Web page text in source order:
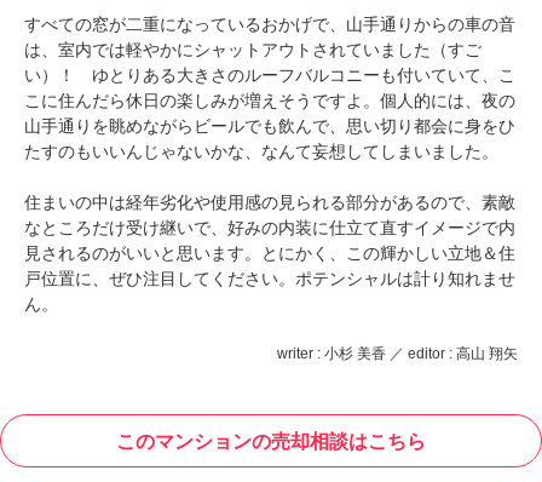
すべての窓が二重になっているおかげで、山手通りからの車の音
は、室内では軽やかにシャットアウトされていました（すご
い）！ ゆとりある大きさのルーフバルコニーも付いていて、こ
こに住んだら休日の楽しみが増えそうですよ。個人的には、夜の
山手通りを眺めながらビールでも飲んで、思い切り都会に身をひ
たすのもいいんじゃないかな、なんて妄想してしまいました。
住まいの中は経年劣化や使用感の見られる部分があるので、素敵
なところだけ受け継いで、好みの内装に仕立て直すイメージで内
見されるのがいいと思います。とにかく、この輝かしい立地＆住
戸位置に、ぜひ注目してください。ポテンシャルは計り知れませ
ん。
writer : 小杉 美香 ／ editor : 高山 翔矢
このマンションの売却相談はこちら